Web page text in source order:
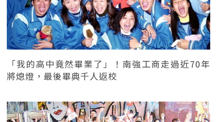
「我的高中竟然畢業了」！南強工商走過近70年
將熄燈，最後畢典千人返校